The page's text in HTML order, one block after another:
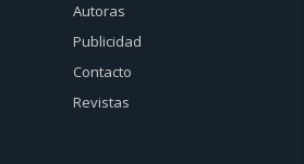
Autoras
Publicidad
Contacto
Revistas